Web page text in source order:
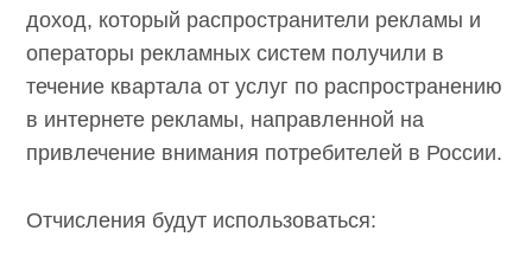
доход, который распространители рекламы и
операторы рекламных систем получили в
течение квартала от услуг по распространению
в интернете рекламы, направленной на
привлечение внимания потребителей в России.
Отчисления будут использоваться: